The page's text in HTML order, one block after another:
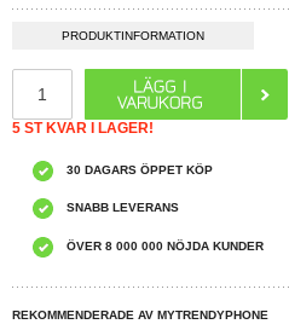
PRODUKTINFORMATION
5 ST KVAR I LAGER!
30 DAGARS ÖPPET KÖP
SNABB LEVERANS
ÖVER 8 000 000 NÖJDA KUNDER
REKOMMENDERADE AV MYTRENDYPHONE